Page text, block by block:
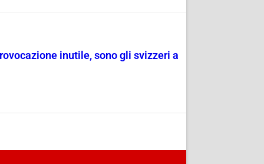
inutile, sono gli svizzeri a